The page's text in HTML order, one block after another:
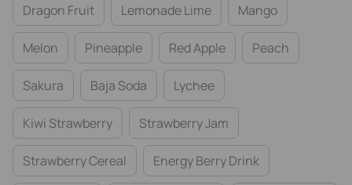
Dragon Fruit Lemonade Lime Mango
Melon Pineapple Red Apple Peach
Sakura Baja Soda Lychee
Kiwi Strawberry Strawberry Jam
Strawberry Cereal Energy Berry Drink